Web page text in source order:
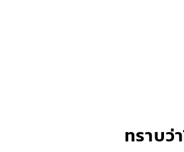
ทราบว่